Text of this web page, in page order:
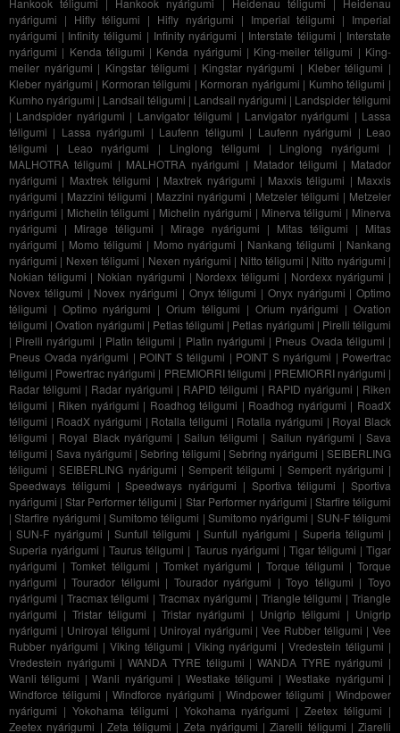
nyárigumi | Hifly téligumi | Hifly nyárigumi | Imperial téligumi | Imperial
nyárigumi | Infinity téligumi | Infinity nyárigumi | Interstate téligumi | Interstate
nyárigumi | Kenda téligumi | Kenda nyárigumi | King-meiler téligumi | King-
meiler nyárigumi | Kingstar téligumi | Kingstar nyárigumi | Kleber téligumi |
Kleber nyárigumi | Kormoran téligumi | Kormoran nyárigumi | Kumho téligumi |
Kumho nyárigumi | Landsail téligumi | Landsail nyárigumi | Landspider téligumi
| Landspider nyárigumi | Lanvigator téligumi | Lanvigator nyárigumi | Lassa
téligumi | Lassa nyárigumi | Laufenn téligumi | Laufenn nyárigumi | Leao
téligumi | Leao nyárigumi | Linglong téligumi | Linglong nyárigumi |
MALHOTRA téligumi | MALHOTRA nyárigumi | Matador téligumi | Matador
nyárigumi | Maxtrek téligumi | Maxtrek nyárigumi | Maxxis téligumi | Maxxis
nyárigumi | Mazzini téligumi | Mazzini nyárigumi | Metzeler téligumi | Metzeler
nyárigumi | Michelin téligumi | Michelin nyárigumi | Minerva téligumi | Minerva
nyárigumi | Mirage téligumi | Mirage nyárigumi | Mitas téligumi | Mitas
nyárigumi | Momo téligumi | Momo nyárigumi | Nankang téligumi | Nankang
nyárigumi | Nexen téligumi | Nexen nyárigumi | Nitto téligumi | Nitto nyárigumi |
Nokian téligumi | Nokian nyárigumi | Nordexx téligumi | Nordexx nyárigumi |
Novex téligumi | Novex nyárigumi | Onyx téligumi | Onyx nyárigumi | Optimo
téligumi | Optimo nyárigumi |Orium téligumi | Orium nyárigumi |Ovation
téligumi |Ovation nyárigumi | Petlas téligumi | Petlas nyárigumi | Pirelli téligumi
| Pirelli nyárigumi | Platin téligumi | Platin nyárigumi | Pneus Ovada téligumi |
Pneus Ovada nyárigumi | POINT S téligumi | POINT S nyárigumi | Powertrac
téligumi | Powertrac nyárigumi | PREMIORRI téligumi | PREMIORRI nyárigumi |
Radar téligumi | Radar nyárigumi | RAPID téligumi | RAPID nyárigumi | Riken
téligumi | Riken nyárigumi | Roadhog téligumi | Roadhog nyárigumi | RoadX
téligumi | RoadX nyárigumi | Rotalla téligumi | Rotalla nyárigumi | Royal Black
téligumi | Royal Black nyárigumi |Sailun téligumi | Sailun nyárigumi |Sava
téligumi | Sava nyárigumi |Sebring téligumi |Sebring nyárigumi |SEIBERLING
téligumi |SEIBERLING nyárigumi |Semperit téligumi | Semperit nyárigumi |
Speedways téligumi |Speedways nyárigumi | Sportiva téligumi |Sportiva
nyárigumi |Star Performer téligumi | Star Performer nyárigumi | Starfire téligumi
|Starfire nyárigumi |Sumitomo téligumi | Sumitomo nyárigumi | SUN-F téligumi
|SUN-F nyárigumi | Sunfull téligumi | Sunfull nyárigumi | Superia téligumi |
Superia nyárigumi |Taurus téligumi | Taurus nyárigumi | Tigar téligumi |Tigar
nyárigumi |Tomket téligumi | Tomket nyárigumi | Torque téligumi |Torque
nyárigumi |Tourador téligumi | Tourador nyárigumi |Toyo téligumi |Toyo
nyárigumi | Tracmax téligumi |Tracmax nyárigumi | Triangle téligumi |Triangle
nyárigumi | Tristar téligumi | Tristar nyárigumi | Unigrip téligumi | Unigrip
nyárigumi | Uniroyal téligumi | Uniroyal nyárigumi |Vee Rubber téligumi |Vee
Rubber nyárigumi | Viking téligumi | Viking nyárigumi |Vredestein téligumi |
Vredestein nyárigumi |WANDA TYRE téligumi | WANDA TYRE nyárigumi |
Wanli téligumi |Wanli nyárigumi | Westlake téligumi |Westlake nyárigumi |
Windforce téligumi | Windforce nyárigumi | Windpower téligumi | Windpower
nyárigumi | Yokohama téligumi | Yokohama nyárigumi |Zeetex téligumi |
Zeetex nyárigumi | Zeta téligumi | Zeta nyárigumi |Ziarelli téligumi | Ziarelli